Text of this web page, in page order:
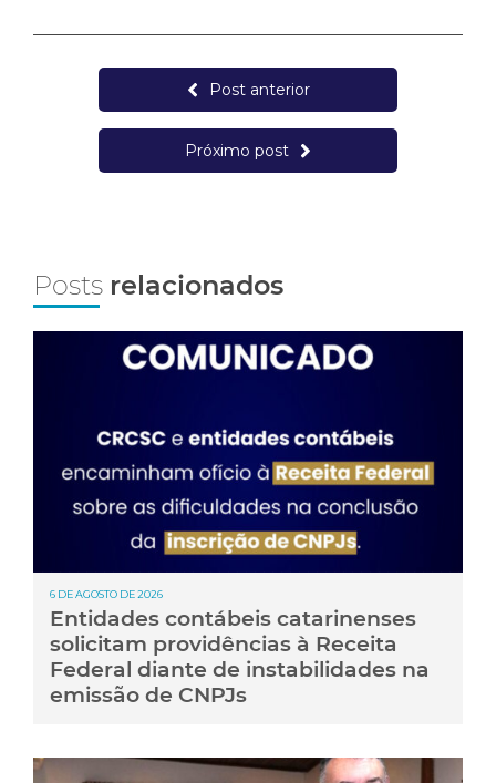
Post anterior
Próximo post
Posts relacionados
6 DE AGOSTO DE 2026
Entidades contábeis catarinenses
solicitam providências à Receita
Federal diante de instabilidades na
emissão de CNPJs